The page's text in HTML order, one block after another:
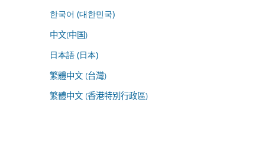
한국어 (대한민국)
中文(中国)
日本語 (日本)
繁體中文 (台灣)
繁體中文 (香港特別行政區)